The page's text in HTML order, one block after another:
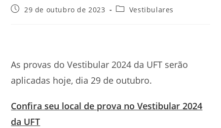
Post29 de outubro de 2023
Categoria
Vestibulares
As provas do Vestibular 2024 da UFT serão
aplicadas hoje, dia 29 de outubro.
Confira seu local de prova no Vestibular 2024
da UFT